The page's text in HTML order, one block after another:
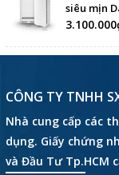
siêu mịn
CÔNG TY TNHH
Nhà cung cấp các
dụng. Giấy chứng
và Đầu Tư Tp.HCM